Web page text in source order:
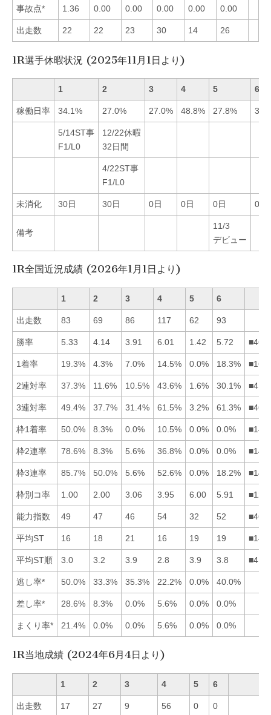
事故点* 1.36 0.00 0.00 0.00 0.00 0.00
出走数 22 22 23 30 14 26
1R選手休暇状況 (2025年11月1日より)
1 2 3 4 5 6
稼働日率 34.1% 27.0% 27.0% 48.8% 27.8%
5/14ST事
F1/L0
12/22休暇
32日間
4/22ST事
F1/L0
未消化 30日 30日 0日 0日 0日 0日
備考
11/3
デビュー
1R全国近況成績 (2026年1月1日より)
1 2 3 4 5 6
出走数 83 69 86 117 62 93
勝率 5.33 4.14 3.91 6.01 1.42 5.72
1着率 19.3% 4.3% 7.0% 14.5% 0.0% 18.3%
2連対率 37.3% 11.6% 10.5% 43.6% 1.6% 30.1%
3連対率 49.4% 37.7% 31.4% 61.5% 3.2% 61.3%
枠1着率 50.0% 8.3% 0.0% 10.5% 0.0% 0.0%
枠2連率 78.6% 8.3% 5.6% 36.8% 0.0% 0.0%
枠3連率 85.7% 50.0% 5.6% 52.6% 0.0% 18.2%
枠別コ率 1.00 2.00 3.06 3.95 6.00 5.91
能力指数 49 47 46 54 32 52
平均ST 16 18 21 16 19 19
平均ST順 3.0 3.2 3.9 2.8 3.9 3.8
逃し率* 50.0% 33.3% 35.3% 22.2% 0.0% 40.0%
差し率* 28.6% 8.3% 0.0% 5.6% 0.0% 0.0%
まくり率* 21.4% 0.0% 0.0% 5.6% 0.0% 0.0%
1R当地成績 (2024年6月4日より)
1 2 3 4 5 6
出走数 17 27 9 56 0 0